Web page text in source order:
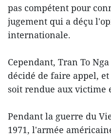
pas compétent pour
jugement qui a déçu
internationale.
Cependant, Tran To
décidé de faire appel,
soit rendue aux victime
Pendant la guerre du
1971, l'armée